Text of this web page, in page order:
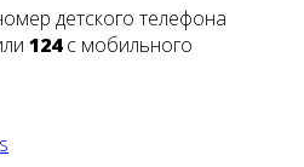
детского телефона
124с мобильного